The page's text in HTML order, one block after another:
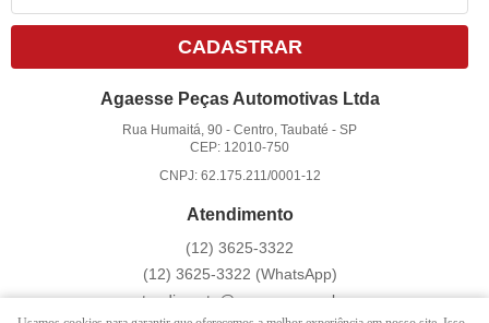
CADASTRAR
Agaesse Peças Automotivas Ltda
Rua Humaitá, 90 -Centro, Taubaté -SP
CEP: 12010-750
CNPJ: 62.175.211/0001-12
Atendimento
(12) 3625-3322
(12) 3625-3322 (WhatsApp)
atendimento@agaesse.com.br